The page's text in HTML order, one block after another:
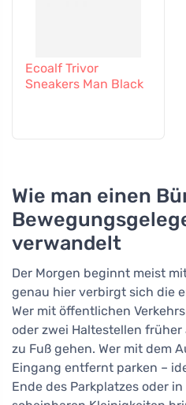
Ecoalf Trivor
Sneakers Man Black
Wie man einen
verwandelt
Der Morgen beginnt meist
genau hier verbirgt sich die
Wer mit öffentlichen
oder zwei Haltestellen
zu Fuß gehen. Wer mit dem
Eingang entfernt parken –
Ende des Parkplatzes oder